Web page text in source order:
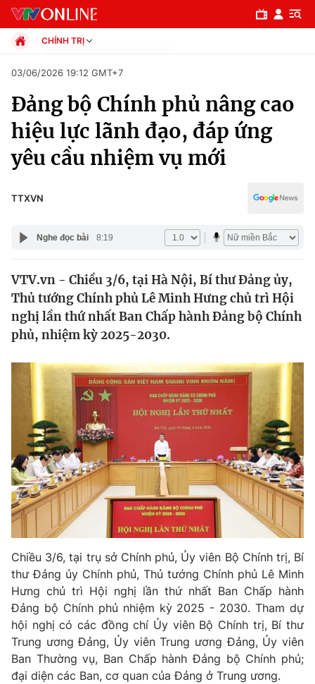
Chuyên mục
Chính trị
Thế giới
Tin tức
Thế giới đó đây
Câu chuyện quốc tế
Kinh tế
Tài chính
Thị trường
Góc doanh nghiệp
Dữ liệu và đời sống
Truyền hình
Phim VTV
Hậu trường
Nhân vật
Khán giả
Giải sao mai
Giải trí
Điện ảnh
Âm nhạc
Sao
Đời sống
Du lịch
Làm đẹp
Chất lượng cuộc sống
Giáo dục
Tuyển sinh
Học trực tuyến
Công nghệ
Hitech Công nghệ tương lai
Sản phẩm
Thị trường
Giao lưu trực tuyến
Lịch phát sóng
CHÍNH TRỊ
Xã hội
Pháp luật
Kinh tế
Thể thao
Truyền hình
Văn hóa - Giải trí
Giáo dục
03/06/2026 19:12 GMT+7
Đảng bộ Chính phủ nâng cao
hiệu lực lãnh đạo, đáp ứng
yêu cầu nhiệm vụ mới
TTXVN
Nghe đọc bài 8:19
VTV.vn - Chiều 3/6, tại Hà Nội, Bí thư Đảng ủy,
Thủ tướng Chính phủ Lê Minh Hưng chủ trì Hội
nghị lần thứ nhất Ban Chấp hành Đảng bộ Chính
phủ, nhiệm kỳ 2025-2030.
Chiều 3/6, tại trụ sở Chính phủ, Ủy viên Bộ Chính trị, Bí
thư Đảng ủy Chính phủ, Thủ tướng Chính phủ Lê Minh
Hưng chủ trì Hội nghị lần thứ nhất Ban Chấp hành
Đảng bộ Chính phủ nhiệm kỳ 2025 - 2030. Tham dự
hội nghị có các đồng chí Ủy viên Bộ Chính trị, Bí thư
Trung ương Đảng, Ủy viên Trung ương Đảng, Ủy viên
Ban Thường vụ, Ban Chấp hành Đảng bộ Chính phủ;
đại diện các Ban, cơ quan của Đảng ở Trung ương.